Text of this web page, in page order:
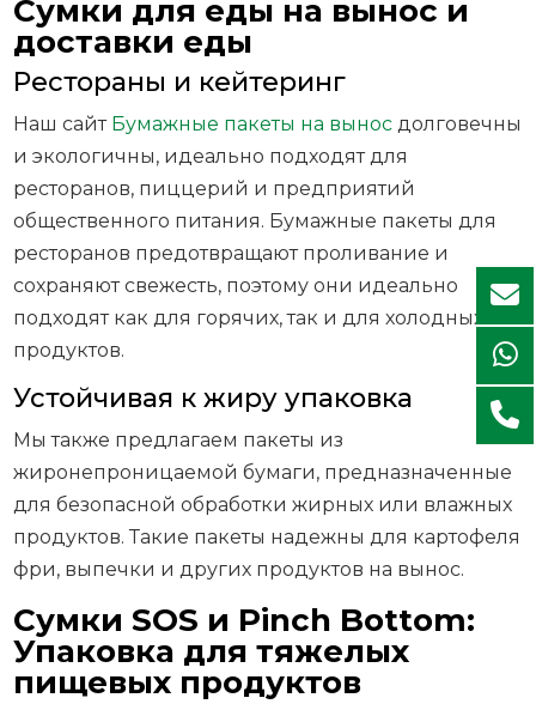
Сумки для еды на вынос и
доставки еды
Рестораны и кейтеринг
Наш сайт Бумажные пакеты на вынос долговечны
и экологичны, идеально подходят для
ресторанов, пиццерий и предприятий
общественного питания. Бумажные пакеты для
ресторанов предотвращают проливание и
сохраняют свежесть, поэтому они идеально
подходят как для горячих, так и для холодных
продуктов.
Устойчивая к жиру упаковка
Мы также предлагаем пакеты из
жиронепроницаемой бумаги, предназначенные
для безопасной обработки жирных или влажных
продуктов. Такие пакеты надежны для картофеля
фри, выпечки и других продуктов на вынос.
Сумки SOS и Pinch Bottom:
Упаковка для тяжелых
пищевых продуктов